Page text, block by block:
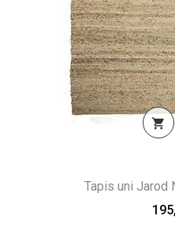

Tapis uni Jarod